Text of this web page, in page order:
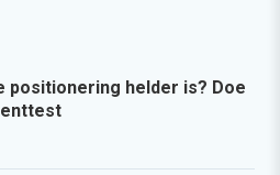
positionering helder is? Doe